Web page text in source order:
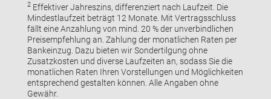
2Effektiver Jahreszins, differenziert nach Laufzeit. Die
Mindestlaufzeit beträgt 12 Monate. Mit Vertragsschluss
fällt eine Anzahlung von mind. 20 % der unverbindlichen
Preisempfehlung an. Zahlung der monatlichen Raten per
Bankeinzug. Dazu bieten wir Sondertilgung ohne
Zusatzkosten und diverse Laufzeiten an, sodass Sie die
monatlichen Raten Ihren Vorstellungen und Möglichkeiten
entsprechend gestalten können. Alle Angaben ohne
Gewähr.